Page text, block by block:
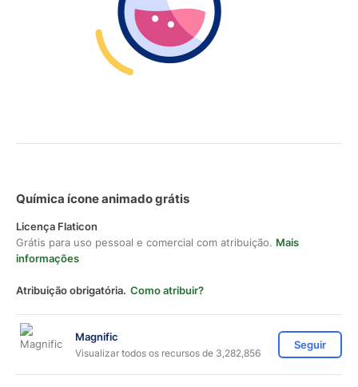
Química ícone animado grátis
Licença Flaticon
Grátis para uso pessoal e comercial com atribuição. Mais
informações
Atribuição obrigatória. Como atribuir?
Magnific
Visualizar todos os recursos de 3,282,856
Seguir